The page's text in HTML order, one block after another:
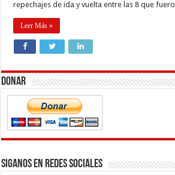
repechajes de ida y vuelta entre las 8 que
Leer Más »
Donar
Siganos en Redes Sociales